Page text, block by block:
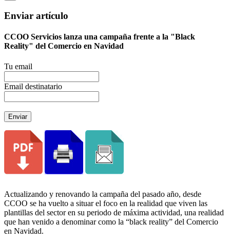
Enviar artículo
CCOO Servicios lanza una campaña frente a la "Black
Reality" del Comercio en Navidad
Tu email
Email destinatario
Enviar
Actualizando y renovando la campaña del pasado año, desde
CCOO se ha vuelto a situar el foco en la realidad que viven las
plantillas del sector en su periodo de máxima actividad, una realidad
que han venido a denominar como la “black reality” del Comercio
en Navidad.